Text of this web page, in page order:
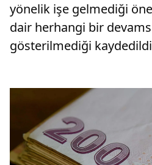
yönelik işe gelmediği
dair herhangi bir
gösterilmediği